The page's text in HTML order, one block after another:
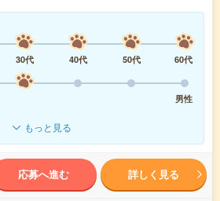
30代 40代 50代
60代
男性
もっと見る
応募へ進む 詳しく見る